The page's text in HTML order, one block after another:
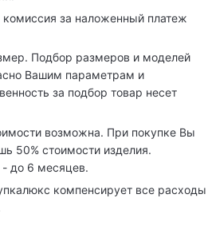
комиссия за наложенный платеж
Подбор размеров и моделей
Вашим параметрам и
за подбор товар несет
возможна. При покупке Вы
50% стоимости изделия.
- до 6 месяцев.
компенсирует все расходы